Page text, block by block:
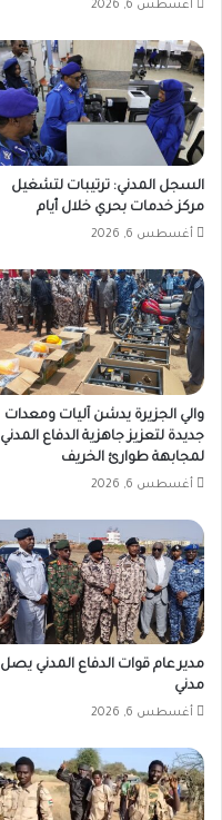
أغسطس 6, 2026
السجل المدني: ترتيبات لتشغيل
مركز خدمات بحري خلال أيام
أغسطس 6, 2026
والي الجزيرة يدشن آليات ومعدات
جديدة لتعزيز جاهزية الدفاع المدني
لمجابهة طوارئ الخريف
أغسطس 6, 2026
مدير عام قوات الدفاع المدني يصل
مدني
أغسطس 6, 2026